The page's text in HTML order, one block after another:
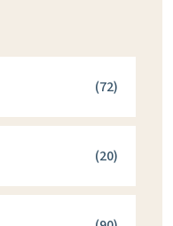
(72)
(20)